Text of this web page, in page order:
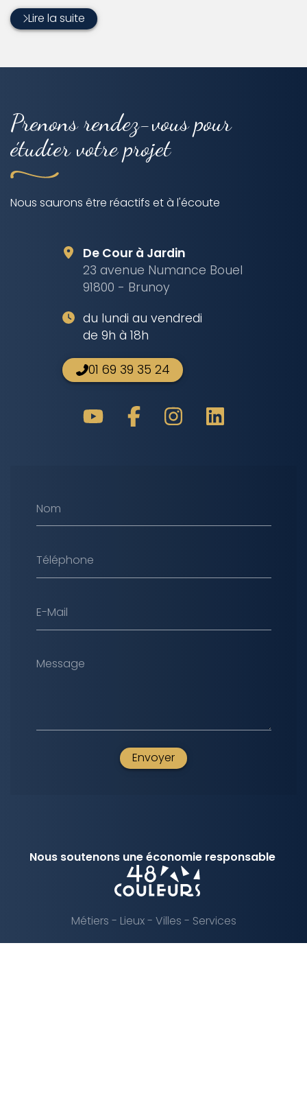
Lire la suite
Prenons rendez-vous pour
étudier votre projet
Nous saurons être réactifs et à l'écoute
Nom
Téléphone
E-Mail
Message
Envoyer
De Cour à Jardin
23 avenue Numance Bouel
91800 - Brunoy
du lundi au vendredi
de 9h à 18h
01 69 39 35 24
Nous soutenons une économie responsable
Métiers - Lieux- Villes - Services